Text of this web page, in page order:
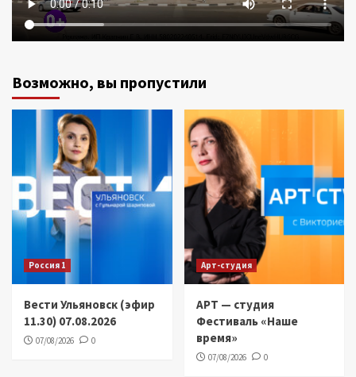
Возможно, вы пропустили
Россия 1
Вести Ульяновск (эфир
11.30) 07.08.2026
07/08/2026 0
Арт-студия
АРТ — студия
Фестиваль «Наше
время»
07/08/2026 0